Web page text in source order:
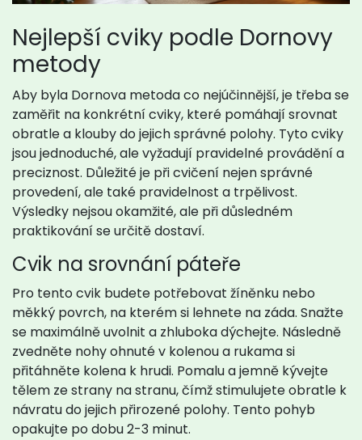
Nejlepší cviky podle Dornovy
metody
Aby byla Dornova metoda co nejúčinnější, je třeba se
zaměřit na konkrétní cviky, které pomáhají srovnat
obratle a klouby do jejich správné polohy. Tyto cviky
jsou jednoduché, ale vyžadují pravidelné provádění a
preciznost. Důležité je při cvičení nejen správné
provedení, ale také pravidelnost a trpělivost.
Výsledky nejsou okamžité, ale při důsledném
praktikování se určitě dostaví.
Cvik na srovnání páteře
Pro tento cvik budete potřebovat žíněnku nebo
měkký povrch, na kterém si lehnete na záda. Snažte
se maximálně uvolnit a zhluboka dýchejte. Následně
zvedněte nohy ohnuté v kolenou a rukama si
přitáhněte kolena k hrudi. Pomalu a jemně kývejte
tělem ze strany na stranu, čímž stimulujete obratle k
návratu do jejich přirozené polohy. Tento pohyb
opakujte po dobu 2-3 minut.